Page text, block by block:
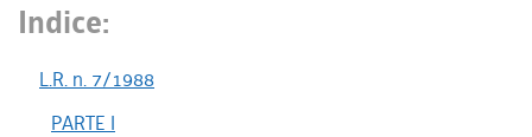
Indice:
L.R. n. 7/1988
PARTE I